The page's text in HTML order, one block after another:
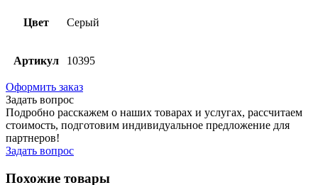
Цвет Серый
Артикул 10395
Оформить заказ
Задать вопрос
Подробно расскажем о наших товарах и услугах, рассчитаем
стоимость, подготовим индивидуальное предложение для
партнеров!
Задать вопрос
Похожие товары